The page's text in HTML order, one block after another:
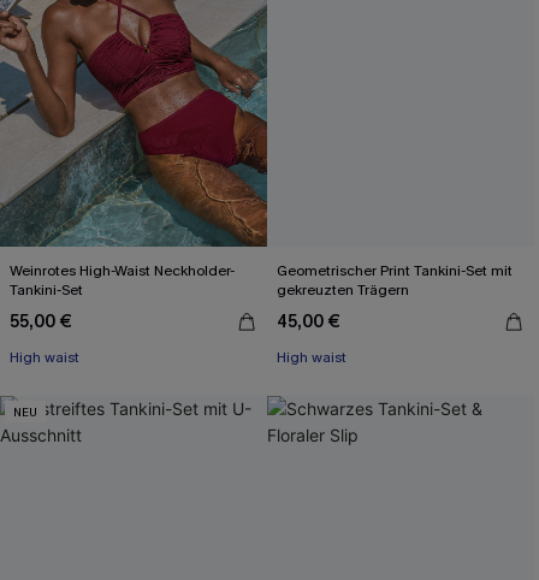
Weinrotes High-Waist Neckholder-
Tankini-Set
55,00 €
High waist
Geometrischer Print Tankini-Set mit
gekreuzten Trägern
45,00 €
High waist
NEU